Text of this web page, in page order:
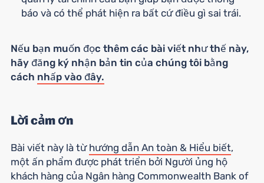
báo và có thể phát hiện ra bất cứ điều gì sai trái.
Nếu bạn muốn đọc thêm các bài viết như thế này,
hãy đăng ký nhận bản tin của chúng tôi bằng
cách nhấp vào đây.
Lời cảm ơn
Bài viết này là từ hướng dẫn An toàn & Hiểu biết,
một ấn phẩm được phát triển bởi Người ủng hộ
khách hàng của Ngân hàng Commonwealth Bank of